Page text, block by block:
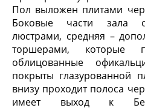
Пол выложен плитами
Боковые части зала
люстрами, средняя –
торшерами,
облицованные
покрыты глазурованной
внизу проходит полоса
имеет выход к